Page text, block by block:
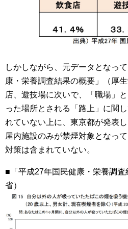
しかしながら、元データとなっ
康・栄養調査結果の概要」（厚
店、遊技場に次いで、「職場」
った場所とされる「路上」に関
れていない上に、東京都が発表
屋内施設のみが禁煙対象となっ
対策は含まれていない。
■「平成27年国民健康・栄養調
省）